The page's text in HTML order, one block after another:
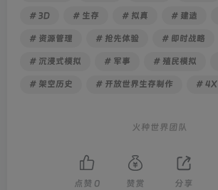
# 3D # 生存 # 拟真 # 建造
# 资源管理 # 抢先体验 # 即时战略
# 沉浸式模拟 # 军事 # 殖民模拟
# 架空历史 # 开放世界生存制作 # 4X
火种世界团队
点赞 0 赞赏 分享